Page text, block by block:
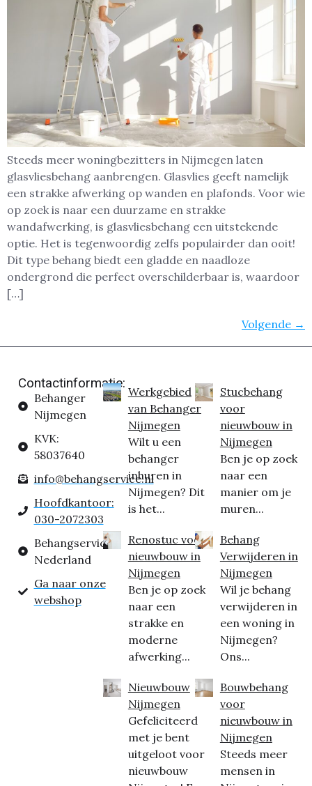
Steeds meer woningbezitters in Nijmegen laten
glasvliesbehang aanbrengen. Glasvlies geeft namelijk
een strakke afwerking op wanden en plafonds. Voor wie
op zoek is naar een duurzame en strakke
wandafwerking, is glasvliesbehang een uitstekende
optie. Het is tegenwoordig zelfs populairder dan ooit!
Dit type behang biedt een gladde en naadloze
ondergrond die perfect overschilderbaar is, waardoor
[…]
Volgende →
Contactinformatie:
Behanger
Nijmegen
KVK:
58037640
info@behangservice.nl
Hoofdkantoor:
030-2072303
Behangservice
Nederland
Ga naar onze
webshop
Werkgebied
van Behanger
Nijmegen
Wilt u een
behanger
inhuren in
Nijmegen? Dit
is het...
Renostuc voor
nieuwbouw in
Nijmegen
Ben je op zoek
naar een
strakke en
moderne
afwerking...
Nieuwbouw
Nijmegen
Gefeliciteerd
met je bent
uitgeloot voor
nieuwbouw
Stucbehang
voor
nieuwbouw in
Nijmegen
Ben je op zoek
naar een
manier om je
muren...
Behang
Verwijderen in
Nijmegen
Wil je behang
verwijderen in
een woning in
Nijmegen?
Ons...
Bouwbehang
voor
nieuwbouw in
Nijmegen
Steeds meer
mensen in